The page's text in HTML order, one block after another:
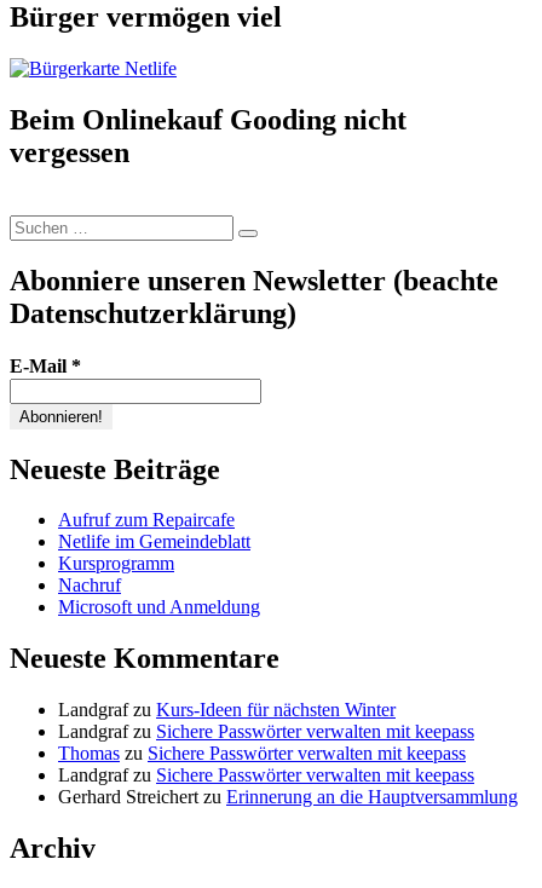
Bürger vermögen viel
Beim Onlinekauf Gooding nicht
vergessen
Suchen
nach:
Suchen
Abonniere unseren Newsletter (beachte
Datenschutzerklärung)
E-Mail *
Neueste Beiträge
Aufruf zum Repaircafe
Netlife im Gemeindeblatt
Kursprogramm
Nachruf
Microsoft und Anmeldung
Neueste Kommentare
Landgrafzu Kurs-Ideen für nächsten Winter
Landgrafzu Sichere Passwörter verwalten mit keepass
Thomas zu Sichere Passwörter verwalten mit keepass
Landgrafzu Sichere Passwörter verwalten mit keepass
Gerhard Streichert zu Erinnerung an die Hauptversammlung
Archiv